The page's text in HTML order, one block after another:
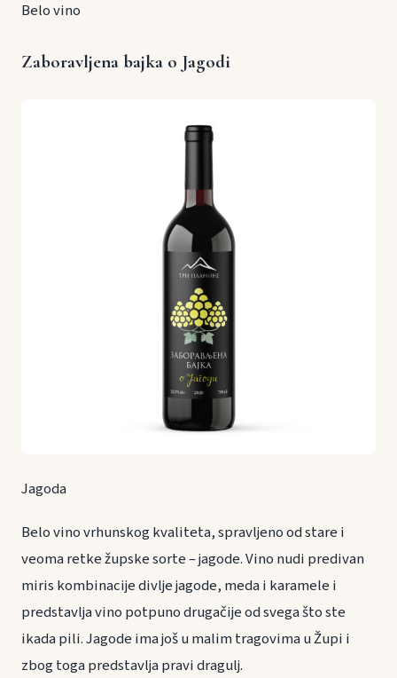
Belo vino
Zaboravljena bajka o Jagodi
Jagoda
Belo vino vrhunskog kvaliteta, spravljeno od stare i
veoma retke župske sorte – jagode. Vino nudi predivan
miris kombinacije divlje jagode, meda i karamele i
predstavlja vino potpuno drugačije od svega što ste
ikada pili. Jagode ima još u malim tragovima u Župi i
zbog toga predstavlja pravi dragulj.